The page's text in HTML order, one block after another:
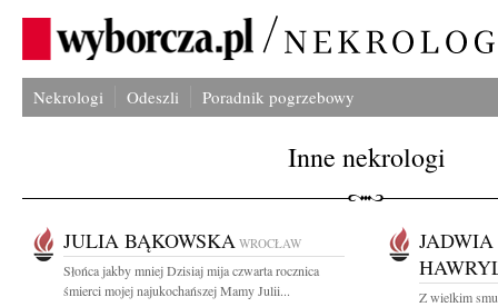
Nekrologi Odeszli Poradnik pogrzebowy
Inne nekrologi
JULIA BĄKOWSKA WROCŁAW
Słońca jakby mniej Dzisiaj mija czwarta rocznica
śmierci mojej najukochańszej Mamy Julii...
Z wielkim